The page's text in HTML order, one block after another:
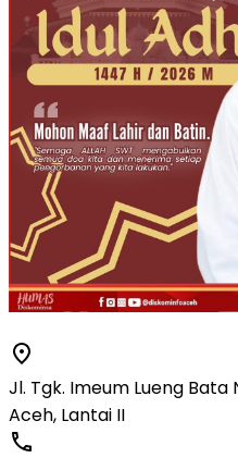
Jl. Tgk. Imeum Lueng Bata
Aceh, Lantai II